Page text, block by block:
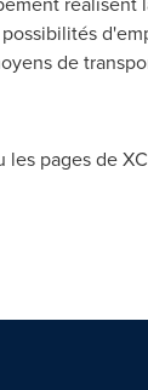
de
pages de